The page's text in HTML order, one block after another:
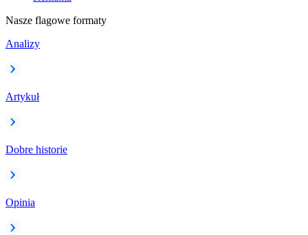
Nasze flagowe formaty
Analizy
Artykuł
Dobre historie
Opinia